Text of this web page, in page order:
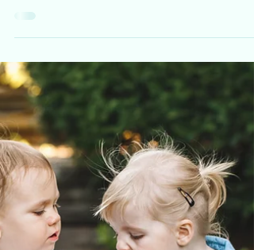
Lenke til webinar
Bli med oss torsdag fra klokka 17.15 - her er
lenken:
https://teams.live.com/meet/
?p=Nlci9A2XWQ8YCHsKOn Dette
webinaret er...